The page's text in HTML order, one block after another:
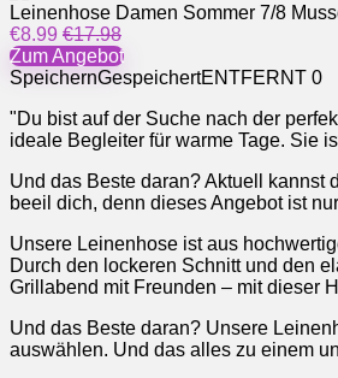
Leinenhose Damen Sommer 7/8
€8.99 €17.98
Zum Angebot
SpeichernGespeichertENTFERNT 0
"Du bist auf der Suche nach der
ideale Begleiter für warme Tage. Sie
Und das Beste daran? Aktuell kannst
beeil dich, denn dieses Angebot ist
Unsere Leinenhose ist aus
Durch den lockeren Schnitt und den
Grillabend mit Freunden – mit dieser
Und das Beste daran? Unsere
auswählen. Und das alles zu einem